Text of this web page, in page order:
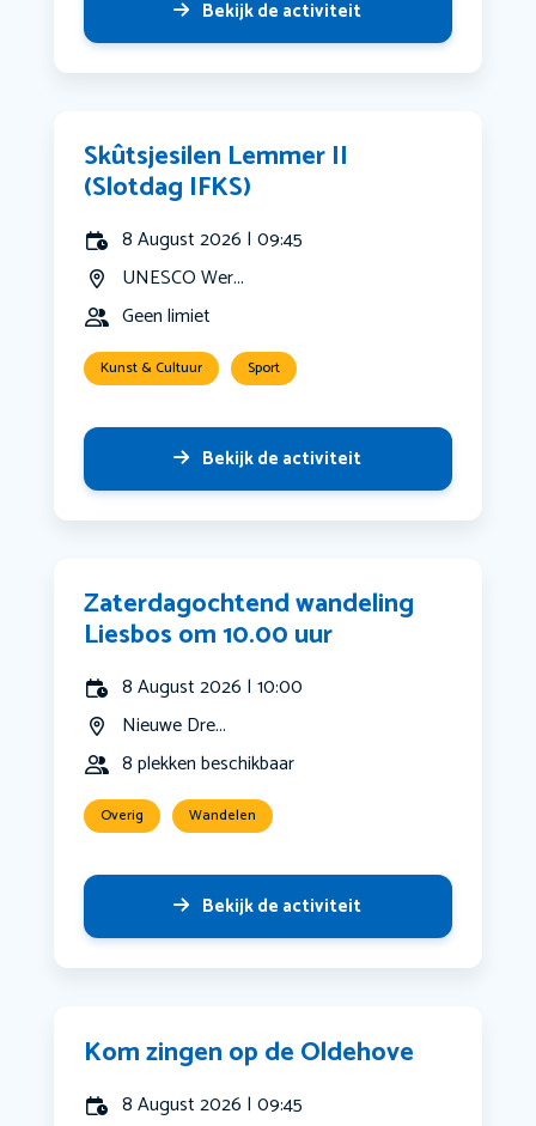
Bekijk de activiteit
Skûtsjesilen Lemmer II
(Slotdag IFKS)
8 August 2026 | 09:45
UNESCO Wer...
Geen limiet
Kunst & Cultuur Sport
Bekijk de activiteit
Zaterdagochtend wandeling
Liesbos om 10.00 uur
8 August 2026 | 10:00
Nieuwe Dre...
8 plekken beschikbaar
Overig Wandelen
Bekijk de activiteit
Kom zingen op de Oldehove
8 August 2026 | 09:45